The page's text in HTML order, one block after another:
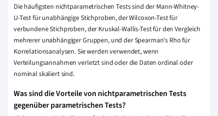
Die häufigsten nichtparametrischen Tests sind der Mann-Whitney-
U-Test für unabhängige Stichproben, der Wilcoxon-Test für
verbundene Stichproben, der Kruskal-Wallis-Test für den Vergleich
mehrerer unabhängiger Gruppen, und der Spearman's Rho für
Korrelationsanalysen. Sie werden verwendet, wenn
Verteilungsannahmen verletzt sind oder die Daten ordinal oder
nominal skaliert sind.
Was sind die Vorteile von nichtparametrischen Tests
gegenüber parametrischen Tests?